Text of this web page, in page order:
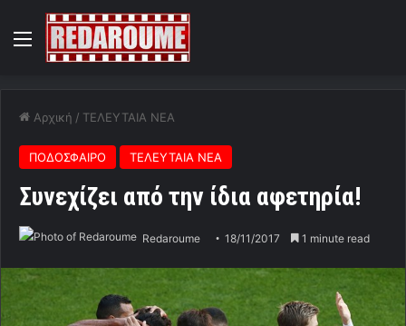
Menu
Αρχική / ΤΕΛΕΥΤΑΙΑ ΝΕΑ
ΠΟΔΟΣΦΑΙΡΟ ΤΕΛΕΥΤΑΙΑ ΝΕΑ
Συνεχίζει από την ίδια αφετηρία!
Redaroume 18/11/2017 1 minute read